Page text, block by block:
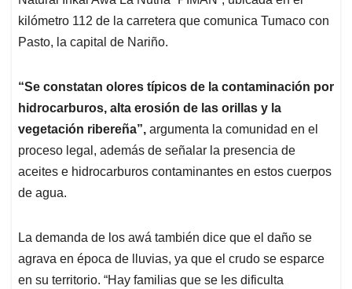
kilómetro 112 de la carretera que comunica Tumaco con
Pasto, la capital de Nariño.
“Se constatan olores típicos de la contaminación por
hidrocarburos, alta erosión de las orillas y la
vegetación ribereña”, argumenta la comunidad en el
proceso legal, además de señalar la presencia de
aceites e hidrocarburos contaminantes en estos cuerpos
de agua.
La demanda de los awá también dice que el daño se
agrava en época de lluvias, ya que el crudo se esparce
en su territorio. “Hay familias que se les dificulta